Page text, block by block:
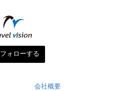
フォローする
会社概要